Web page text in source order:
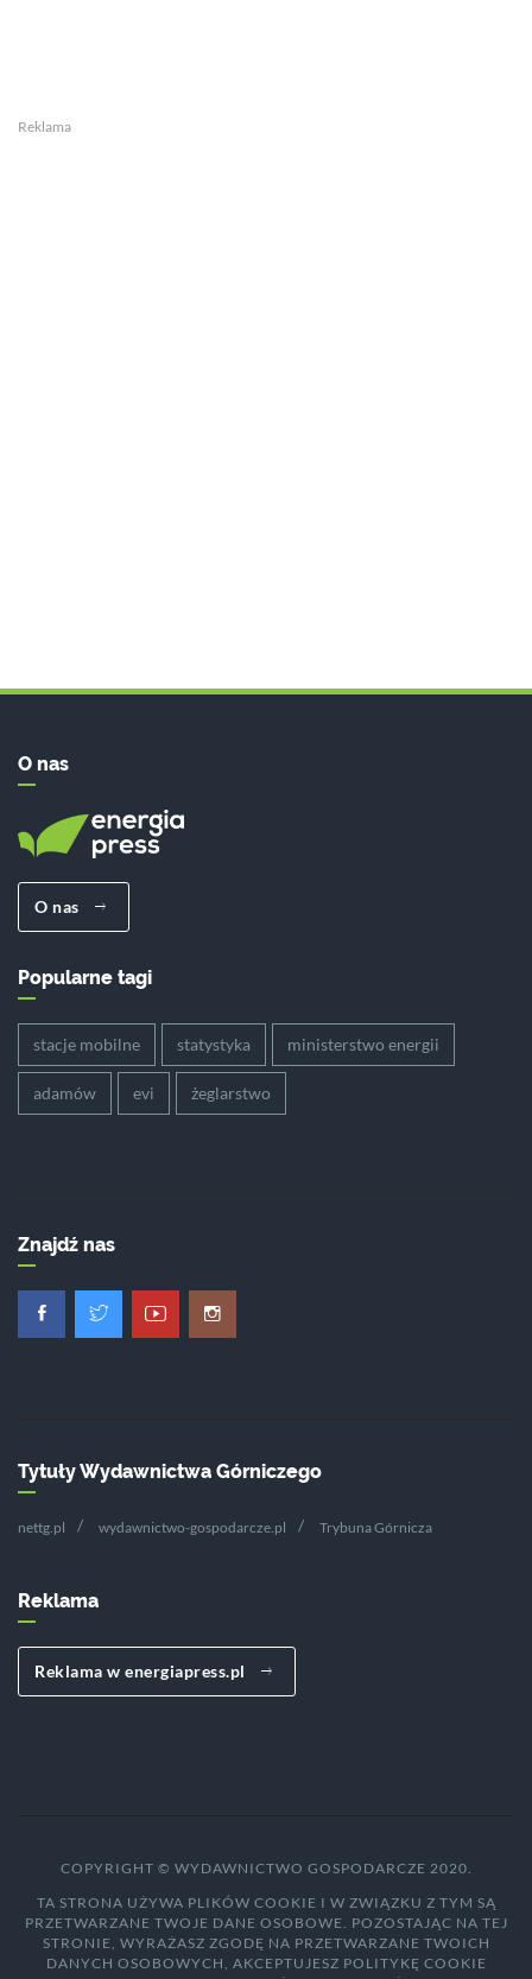
Reklama
O nas
O nas
Popularne tagi
stacje mobilne statystyka ministerstwo energii
adamów evi żeglarstwo
Znajdź nas
Tytuły Wydawnictwa Górniczego
nettg.pl wydawnictwo-gospodarcze.pl Trybuna Górnicza
Reklama
Reklama w energiapress.pl
COPYRIGHT © WYDAWNICTWO GOSPODARCZE 2020.
TA STRONA UŻYWA PLIKÓW COOKIE I W ZWIĄZKU Z TYM SĄ
PRZETWARZANE TWOJE DANE OSOBOWE. POZOSTAJĄC NA TEJ
STRONIE, WYRAŻASZ ZGODĘ NA PRZETWARZANE TWOICH
DANYCH OSOBOWYCH, AKCEPTUJESZ POLITYKĘ COOKIE